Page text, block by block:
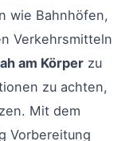
wie Bahnhöfen,
Verkehrsmitteln
am Körper zu
zu achten,
Mit dem
Vorbereitung